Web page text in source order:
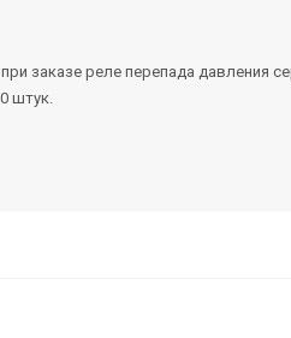
заказе реле перепада давления
штук.